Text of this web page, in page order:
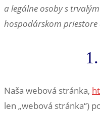
a legálne osoby s
hospodárskom priestore
Naša webová stránka,
len „webová stránka“)